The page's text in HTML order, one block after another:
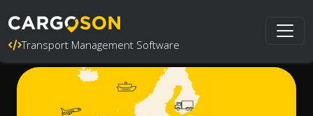
Transport Management Software